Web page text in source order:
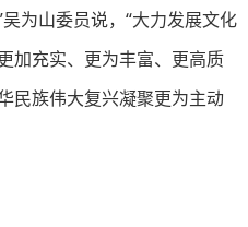
为山委员说，“大力发展文化
加充实、更为丰富、更高质
民族伟大复兴凝聚更为主动